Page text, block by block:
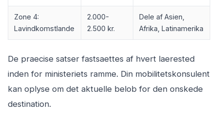
Zone 4:
Lavindkomstlande
2.000-
2.500 kr.
Dele af Asien,
Afrika, Latinamerika
De praecise satser fastsaettes af hvert laerested
inden for ministeriets ramme. Din mobilitetskonsulent
kan oplyse om det aktuelle belob for den onskede
destination.